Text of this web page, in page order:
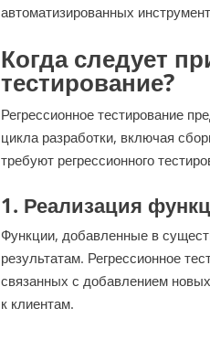
автоматизированных
Когда следует
тестирование?
Регрессионное тестирование
цикла разработки, включая
требуют регрессионного
1. Реализация
Функции, добавленные в
результатам. Регрессионное
связанных с добавлением
к клиентам.